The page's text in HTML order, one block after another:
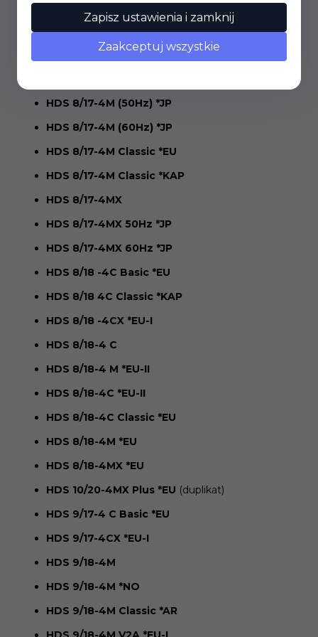
HDS 8/17 C *EU-II
HDS 8/17 C Classic *KAP
HDS 8/17 CX
HDS 8/17-4M (50Hz) *JP
HDS 8/17-4M (60Hz) *JP
HDS 8/17-4M Classic *EU
HDS 8/17-4M Classic *KAP
HDS 8/17-4MX
HDS 8/17-4MX 50Hz *JP
HDS 8/17-4MX 60Hz *JP
HDS 8/18 -4C Basic *EU
HDS 8/18 4C Classic *KAP
HDS 8/18 -4CX *EU-I
HDS 8/18-4 C
HDS 8/18-4 M *EU-II
HDS 8/18-4C *EU-II
HDS 8/18-4C Classic *EU
HDS 8/18-4M *EU
HDS 8/18-4MX *EU
HDS 10/20-4MX Plus *EU (duplikat)
HDS 9/17-4 C Basic *EU
HDS 9/17-4CX *EU-I
HDS 9/18-4M
HDS 9/18-4M *NO
HDS 9/18-4M Classic *AR
Zapisz ustawienia i zamknij
Zaakceptuj wszystkie